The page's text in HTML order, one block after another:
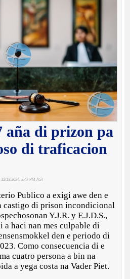
aña di prizon pa
di traficacion
12/13/2024, 2:47 PM AST
Publico a exigi awe den e
castigo di prison incondicional
Y.J.R. y E.J.D.S.,
a haci nan mes culpable di
den e periodo di
Como consecuencia di e
cuatro persona a bin na
a yega costa na Vader Piet.